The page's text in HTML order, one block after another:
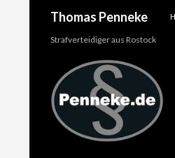
Thomas Penneke
Strafverteidiger aus Rostock